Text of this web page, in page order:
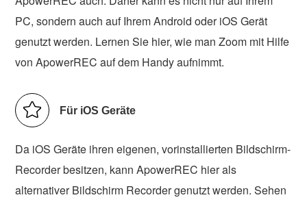
PC, sondern auch auf Ihrem Android oder iOS Gerät
genutzt werden. Lernen Sie hier, wie man Zoom mit Hilfe
von ApowerREC auf dem Handy aufnimmt.
Für iOS Geräte
Da iOS Geräte ihren eigenen, vorinstallierten Bildschirm-
Recorder besitzen, kann ApowerREC hier als
alternativer Bildschirm Recorder genutzt werden. Sehen